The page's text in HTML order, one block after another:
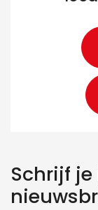
Schrijf